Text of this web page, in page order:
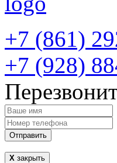
+7 (861)
+7 (928)
Отправить
Х закрыть